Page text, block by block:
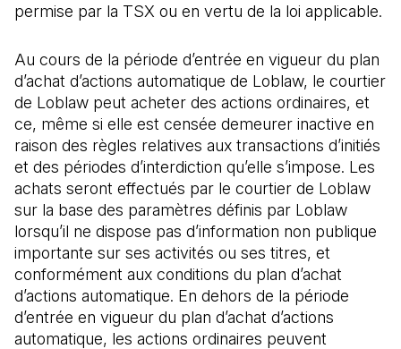
permise par la TSX ou en vertu de la loi applicable.
Au cours de la période d’entrée en vigueur du plan
d’achat d’actions automatique de Loblaw, le courtier
de Loblaw peut acheter des actions ordinaires, et
ce, même si elle est censée demeurer inactive en
raison des règles relatives aux transactions d’initiés
et des périodes d’interdiction qu’elle s’impose. Les
achats seront effectués par le courtier de Loblaw
sur la base des paramètres définis par Loblaw
lorsqu’il ne dispose pas d’information non publique
importante sur ses activités ou ses titres, et
conformément aux conditions du plan d’achat
d’actions automatique. En dehors de la période
d’entrée en vigueur du plan d’achat d’actions
automatique, les actions ordinaires peuvent